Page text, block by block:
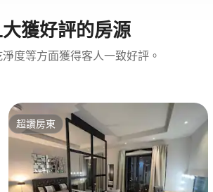
獲好評的房源
度等方面獲得客人一致好評。
超讚房東
超讚房東